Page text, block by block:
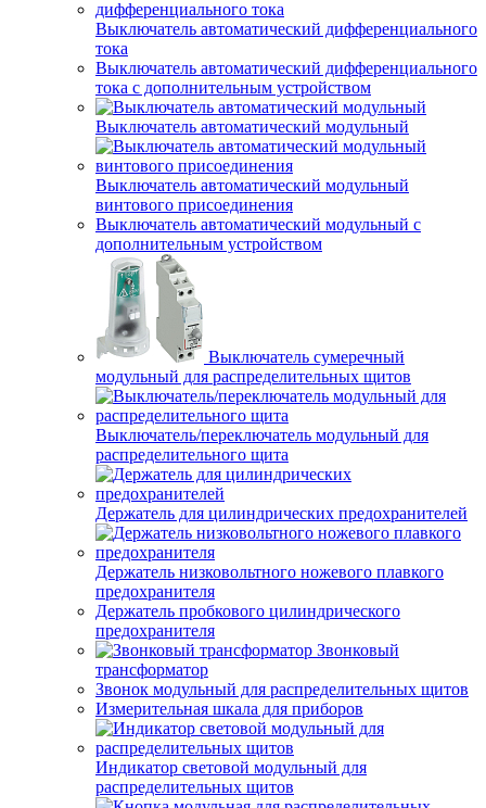
Выключатель автоматический дифференциального
тока
Выключатель автоматический дифференциального
тока с дополнительным устройством
Выключатель автоматический модульный
Выключатель автоматический модульный
винтового присоединения
Выключатель автоматический модульный с
дополнительным устройством
Выключатель сумеречный
модульный для распределительных щитов
Выключатель/переключатель модульный для
распределительного щита
Держатель для цилиндрических предохранителей
Держатель низковольтного ножевого плавкого
предохранителя
Держатель пробкового цилиндрического
предохранителя
Звонковый
трансформатор
Звонок модульный для распределительных щитов
Измерительная шкала для приборов
Индикатор световой модульный для
распределительных щитов